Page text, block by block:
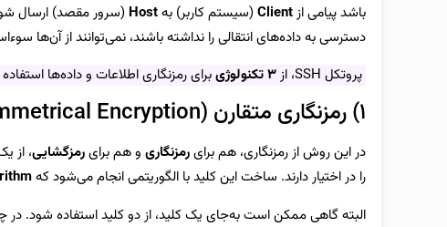
باشد پیامی از Client(سیستم کاربر) بهHost (سرور مقصد) ارسال
دسترسی به داده‌های انتقالی را نداشته باشند، نمی‌توانند از آن‌ها
پروتکل SSH، از
۳ تکنولوژی برای رمزنگاری اطلاعات و داده‌ها
۱) رمزنگاری متقارن (Symmetrical Encryption)
در این روش از رمزنگاری، هم برایرمزنگاری و هم برایرمزگشایی، از
را در اختیار دارند. ساخت این کلید با الگوریتمی انجام می‌شود که
البته گاهی ممکن است به‌جای یک کلید، از دو کلید استفاده شود.